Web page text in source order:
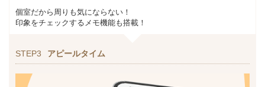
個室だから周りも気にならない！
印象をチェックするメモ機能も搭載！
STEP3 アピールタイム